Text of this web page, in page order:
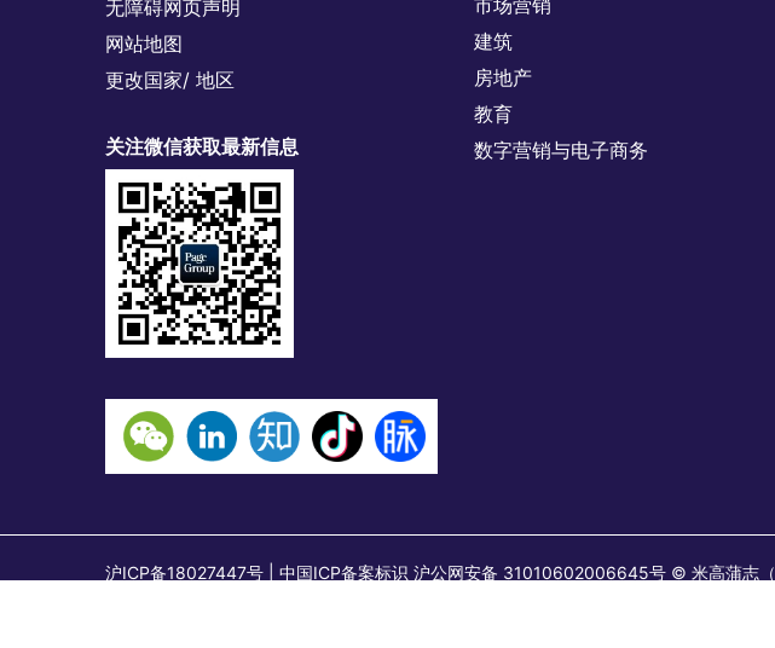
无障碍网页声明
网站地图
更改国家/ 地区
关注微信获取最新信息
市场营销
建筑
房地产
教育
数字营销与电子商务
沪ICP备18027447号 | 中国ICP备案标识 沪公网安备 31010602006645号 © 米高蒲志